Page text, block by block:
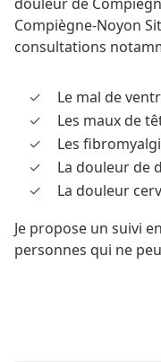
Compiègne-Noyon
consultations
Le mal de
Les maux de
Les
La douleur de
La douleur
Je propose un suivi
personnes qui ne